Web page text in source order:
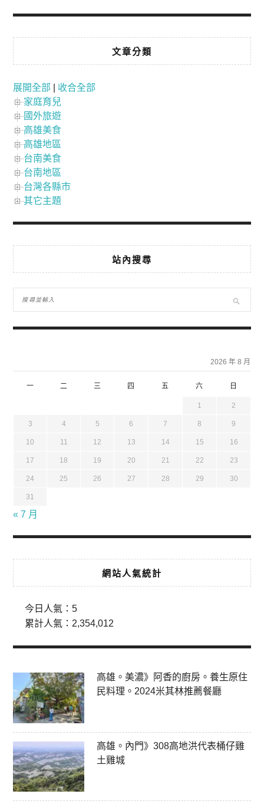
文章分類
展開全部
收合全部
家庭育兒
國外旅遊
高雄美食
高雄地區
台南美食
台南地區
台灣各縣市
其它主題
站內搜尋
2026 年 8 月
一 二 三 四 五 六 日
1 2
3 4 5 6 7 8 9
10 11 12 13 14 15 16
17 18 19 20 21 22 23
24 25 26 27 28 29 30
31
« 7 月
網站人氣統計
今日人氣：5
累計人氣： 2,354,012
高雄。美濃》阿香的廚房。養生原住
民料理。2024米其林推薦餐廳
高雄。內門》308高地洪代表桶仔雞
土雞城